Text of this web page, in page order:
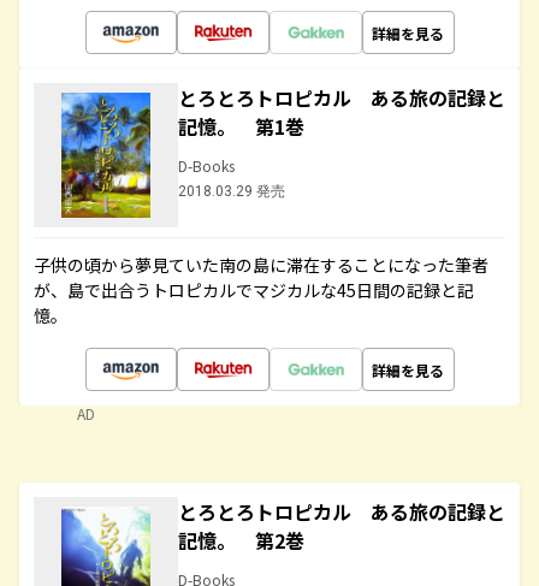
詳細を見る
とろとろトロピカル ある旅の記録と
記憶。 第1巻
D-Books
2018.03.29 発売
子供の頃から夢見ていた南の島に滞在することになった筆者
が、島で出合うトロピカルでマジカルな45日間の記録と記
憶。
詳細を見る
AD
とろとろトロピカル ある旅の記録と
記憶。 第2巻
D-Books